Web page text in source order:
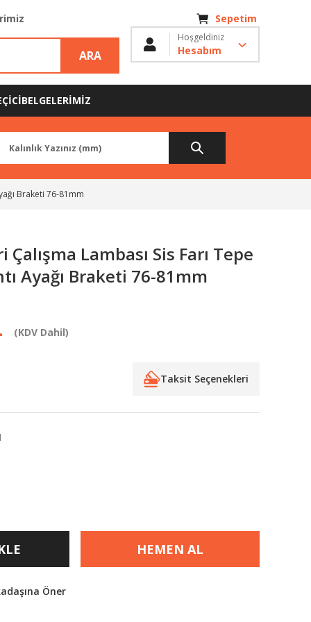
ARA
Sepetim
Hoşgeldiniz
Hesabım
BELGELERİMİZ
Braketi 76-81mm
Lambası Sis Farı Tepe
Ayağı Braketi 76-81mm
(KDV Dahil)
Taksit Seçenekleri
HEMEN AL
Öner